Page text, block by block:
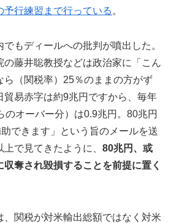
予行練習まで行っている 。
もディールへの批判が噴出した。
の藤井聡教授などは政治家に「こん
ら（関税率）25％のままの方がず
貿易赤字は約9兆円ですから、毎年
のオーバー分）は0.9兆円。80兆円
できます」という旨のメールを送
で見てきたように、 80兆円、或
奪され毀損することを前提に置く
、関税が対米輸出総額ではなく対米